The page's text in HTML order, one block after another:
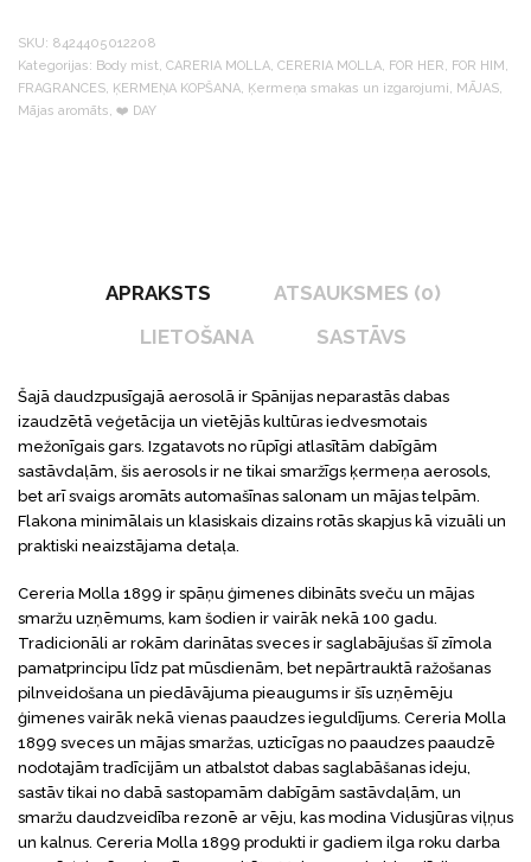
SKU: 8424405012208
Kategorijas: Body mist, CARERIA MOLLA, CERERIA MOLLA, FOR HER, FOR HIM,
FRAGRANCES, ĶERMEŅA KOPŠANA, Ķermeņa smakas un izgarojumi, MĀJAS,
Mājas aromāts, ❤️️ DAY
APRAKSTS
ATSAUKSMES (0)
LIETOŠANA
SASTĀVS
Šajā daudzpusīgajā aerosolā ir Spānijas neparastās dabas
izaudzētā veģetācija un vietējās kultūras iedvesmotais
mežonīgais gars. Izgatavots no rūpīgi atlasītām dabīgām
sastāvdaļām, šis aerosols ir ne tikai smaržīgs ķermeņa aerosols,
bet arī svaigs aromāts automašīnas salonam un mājas telpām.
Flakona minimālais un klasiskais dizains rotās skapjus kā vizuāli un
praktiski neaizstājama detaļa.
Cereria Molla 1899 ir spāņu ģimenes dibināts sveču un mājas
smaržu uzņēmums, kam šodien ir vairāk nekā 100 gadu.
Tradicionāli ar rokām darinātas sveces ir saglabājušas šī zīmola
pamatprincipu līdz pat mūsdienām, bet nepārtrauktā ražošanas
pilnveidošana un piedāvājuma pieaugums ir šīs uzņēmēju
ģimenes vairāk nekā vienas paaudzes ieguldījums. Cereria Molla
1899 sveces un mājas smaržas, uzticīgas no paaudzes paaudzē
nodotajām tradīcijām un atbalstot dabas saglabāšanas ideju,
sastāv tikai no dabā sastopamām dabīgām sastāvdaļām, un
smaržu daudzveidība rezonē ar vēju, kas modina Vidusjūras viļņus
un kalnus. Cereria Molla 1899 produkti ir gadiem ilga roku darba